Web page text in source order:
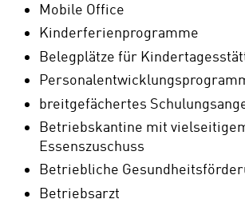
Mobile Office
Kinderferienprogramme
Belegplätze für
breitgefächertes
Betriebskantine mit
Essenszuschuss
Betriebliche
Betriebsarzt